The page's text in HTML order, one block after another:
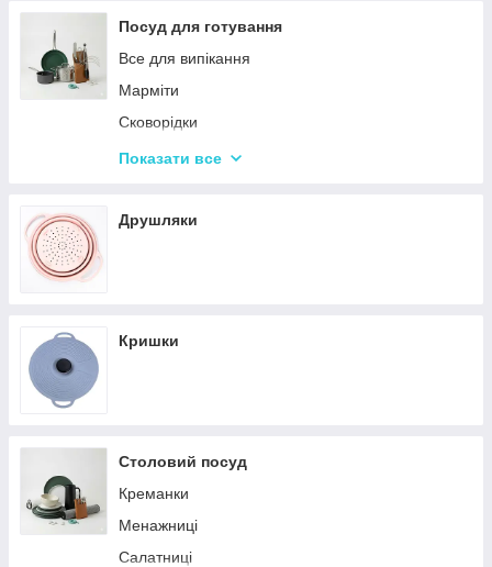
Посуд для готування
Все для випікання
Марміти
Сковорідки
Ківші
Показати все
Друшляки
Кришки
Столовий посуд
Креманки
Менажниці
Салатниці